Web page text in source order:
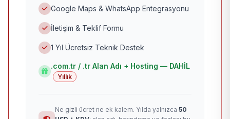
Google Maps & WhatsApp Entegrasyonu
İletişim & Teklif Formu
1 Yıl Ücretsiz Teknik Destek
.com.tr / .tr Alan Adı + Hosting — DAHİL
Yıllık
Ne gizli ücret ne ek kalem. Yılda yalnızca 50